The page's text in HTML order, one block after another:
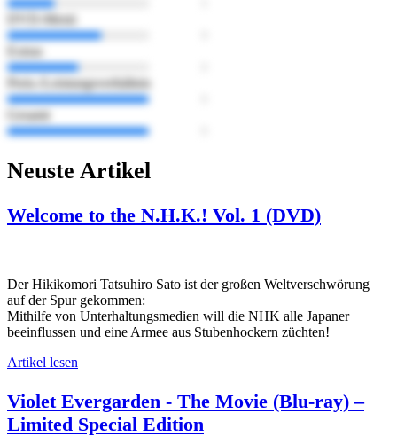
DVD-Menü
Extras
Preis-/Leistungsverhältnis
Gesamt
Neuste Artikel
Welcome to the N.H.K.! Vol. 1 (DVD)
Der Hikikomori Tatsuhiro Sato ist der großen Weltverschwörung
auf der Spur gekommen:
Mithilfe von Unterhaltungsmedien will die NHK alle Japaner
beeinflussen und eine Armee aus Stubenhockern züchten!
Artikel lesen
Violet Evergarden - The Movie (Blu-ray) –
Limited Special Edition